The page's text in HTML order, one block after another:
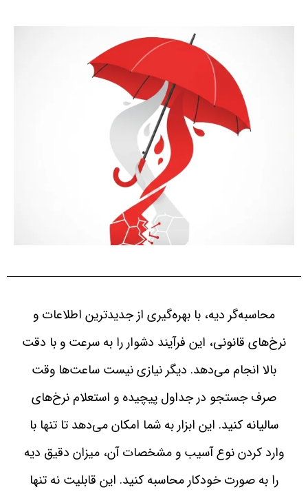
محاسبه‌گر دیه، با بهره‌گیری از جدیدترین اطلاعات و
نرخ‌های قانونی، این فرآیند دشوار را به سرعت و با دقت
بالا انجام می‌دهد. دیگر نیازی نیست ساعت‌ها وقت
صرف جستجو در جداول پیچیده و استعلام نرخ‌های
سالیانه کنید. این ابزار به شما امکان می‌دهد تا تنها با
وارد کردن نوع آسیب و مشخصات آن، میزان دقیق دیه
را به صورت خودکار محاسبه کنید. این قابلیت نه تنها